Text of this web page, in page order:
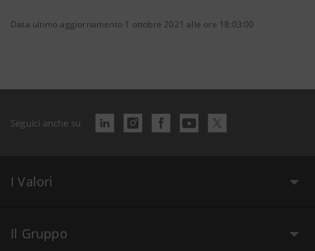
Data ultimo aggiornamento 1 ottobre 2021 alle ore 18:03:00
Seguici anche su
I Valori
Il Gruppo